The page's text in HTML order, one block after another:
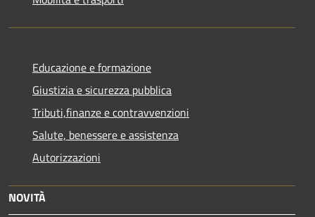
Educazione e formazione
Giustizia e sicurezza pubblica
Tributi,finanze e contravvenzioni
Salute, benessere e assistenza
Autorizzazioni
NOVITÀ